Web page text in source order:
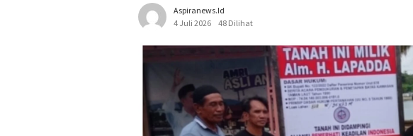
Aspiranews.id
4 Juli 2026
48 Dilihat